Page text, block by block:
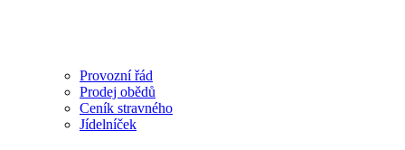
Provozní řád
Prodej obědů
Ceník stravného
Jídelníček